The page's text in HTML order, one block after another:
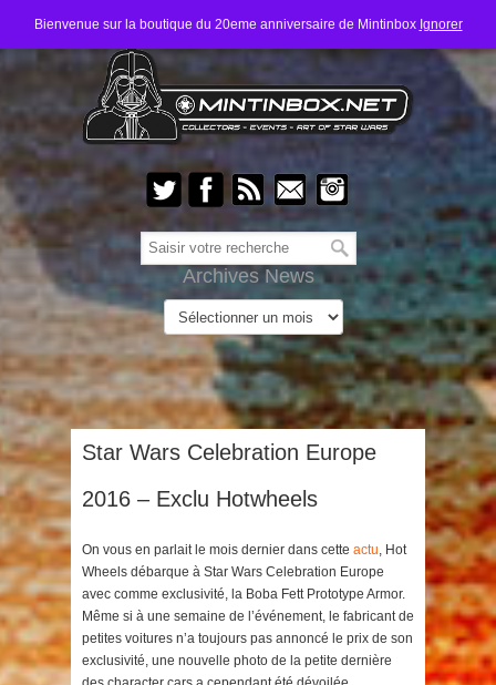
Bienvenue sur la boutique du 20eme anniversaire de Mintinbox Ignorer
Archives News
Star Wars Celebration Europe
2016 – Exclu Hotwheels
On vous en parlait le mois dernier dans cette actu, Hot
Wheels débarque à Star Wars Celebration Europe
avec comme exclusivité, la Boba Fett Prototype Armor.
Même si à une semaine de l’événement, le fabricant de
petites voitures n’a toujours pas annoncé le prix de son
exclusivité, une nouvelle photo de la petite dernière